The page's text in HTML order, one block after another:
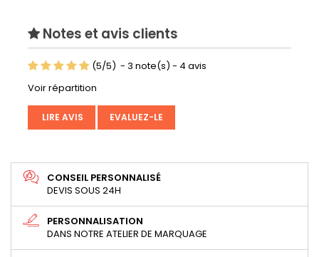
Notes et avis clients
(5/5) - 3 note(s) - 4 avis
Voir répartition
LIRE AVIS EVALUEZ-LE
CONSEIL PERSONNALISÉ
DEVIS SOUS 24H
PERSONNALISATION
DANS NOTRE ATELIER DE MARQUAGE